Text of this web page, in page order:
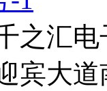
之汇
宾大道